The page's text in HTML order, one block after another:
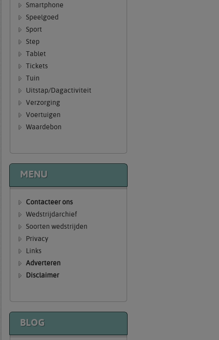
Smartphone
Speelgoed
Sport
Step
Tablet
Tickets
Tuin
Uitstap/Dagactiviteit
Verzorging
Voertuigen
Waardebon
MENU
Contacteer ons
Wedstrijdarchief
Soorten wedstrijden
Privacy
Links
Adverteren
Disclaimer
BLOG